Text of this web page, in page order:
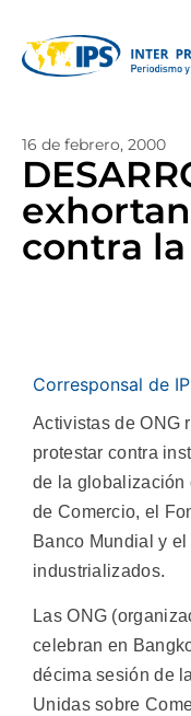
16 de febrero, 2000
contra
Corresponsal de
Activistas de ONG
protestar contra
de la globalización
de Comercio, el
Banco Mundial y
industrializados.
Las ONG
celebran en
décima sesión de
Unidas sobre